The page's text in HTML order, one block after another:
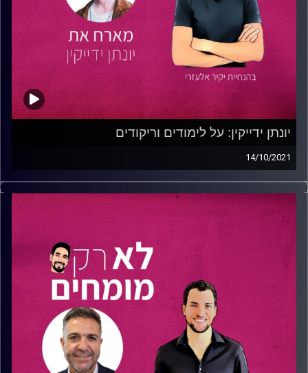
יונתן ידייקין: על לימודים וריקודים
14/10/2021
לפרק הזה לא תוכלו להישאר אדישים- איך משלבים ניהול
עסק, לימודי תואר בתחום הרוח והתמקצעות בריקוד?
יונתן ידייקין
כוריאוגרף ורקדן. בנוסף לכל אלו, יונתן הוא סטודנט לתואר
ראשון במדעי ההתנהגות במכללה האקדמית תל אביב-יפו.
שלב אחר שלב, יונתן משתף אותנו במסע שעבר אל עבר
הבחירות בתחומים בחייו. החל מההתמקצעות כרקדן, ועד
ההבנה כי לימודי התואר והעיסוק בתחומי הסוציולוגיה
והאנתרופולוגיה יהפכו אותו לאדם שלם יותר.
בשיחתם, יקיר ויונתן מדברים על תחומים חשובים המאפשרים